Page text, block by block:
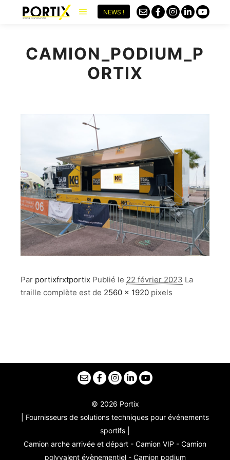
NEWS !
CAMION_PODIUM_P
ORTIX
Par portixfrxtportix Publié le 22 février 2023 La
traille complète est de 2560 × 1920 pixels
© 2026 Portix
| Fournisseurs de solutions techniques pour événements
sportifs |
Camion arche arrivée et départ - Camion VIP - Camion
polyvalent évènementiel - Camion podium